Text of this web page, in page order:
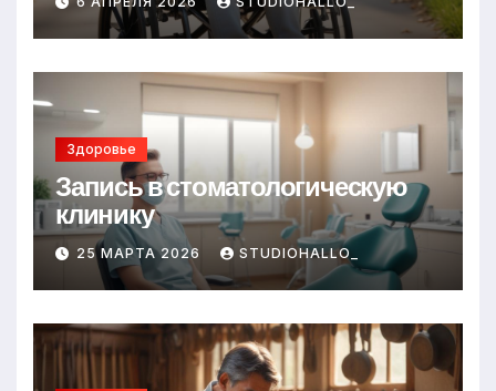
Здоровье
Запись в стоматологическую
клинику
25 МАРТА 2026 STUDIOHALLO_